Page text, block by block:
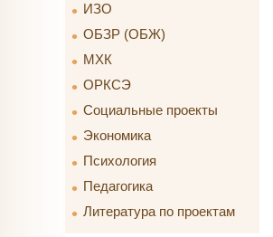
ИЗО
ОБЗР (ОБЖ)
МХК
ОРКСЭ
Социальные проекты
Экономика
Психология
Педагогика
Литература по проектам